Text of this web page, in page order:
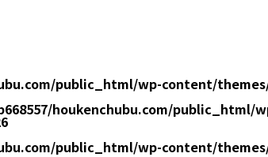
public_html/wp-content/
houkenchubu.com/public_html/
public_html/wp-content/